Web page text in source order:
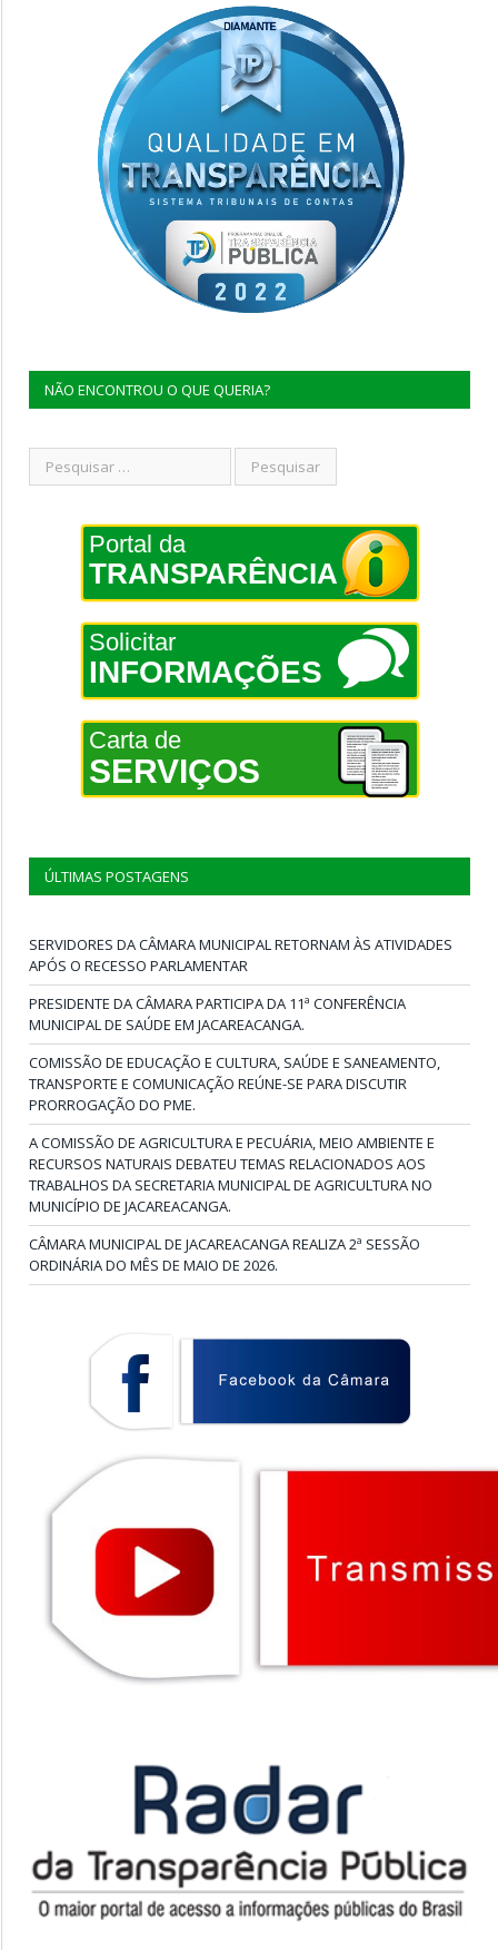
NÃO ENCONTROU O QUE QUERIA?
Portal da
TRANSPARÊNCIA
Solicitar
INFORMAÇÕES
Carta de
SERVIÇOS
ÚLTIMAS POSTAGENS
SERVIDORES DA CÂMARA MUNICIPAL RETORNAM ÀS ATIVIDADES
APÓS O RECESSO PARLAMENTAR
PRESIDENTE DA CÂMARA PARTICIPA DA 11ª CONFERÊNCIA
MUNICIPAL DE SAÚDE EM JACAREACANGA.
COMISSÃO DE EDUCAÇÃO E CULTURA, SAÚDE E SANEAMENTO,
TRANSPORTE E COMUNICAÇÃO REÚNE-SE PARA DISCUTIR
PRORROGAÇÃO DO PME.
A COMISSÃO DE AGRICULTURA E PECUÁRIA, MEIO AMBIENTE E
RECURSOS NATURAIS DEBATEU TEMAS RELACIONADOS AOS
TRABALHOS DA SECRETARIA MUNICIPAL DE AGRICULTURA NO
MUNICÍPIO DE JACAREACANGA.
CÂMARA MUNICIPAL DE JACAREACANGA REALIZA 2ª SESSÃO
ORDINÁRIA DO MÊS DE MAIO DE 2026.